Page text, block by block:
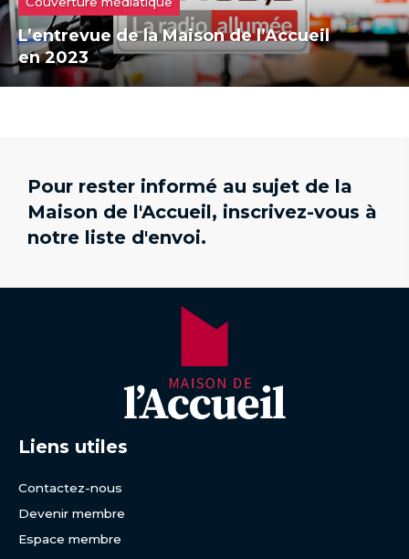
L’entrevue de la Maison de l’Accueil
en 2023
Pour rester informé au sujet de la
Maison de l'Accueil, inscrivez-vous à
notre liste d'envoi.
Liens utiles
Contactez-nous
Devenir membre
Espace membre